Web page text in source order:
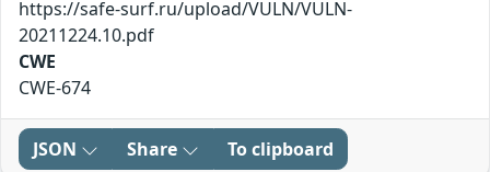
https://safe-surf.ru/upload/VULN/VULN-
20211224.10.pdf
CWE
CWE-674
JSON Share To clipboard